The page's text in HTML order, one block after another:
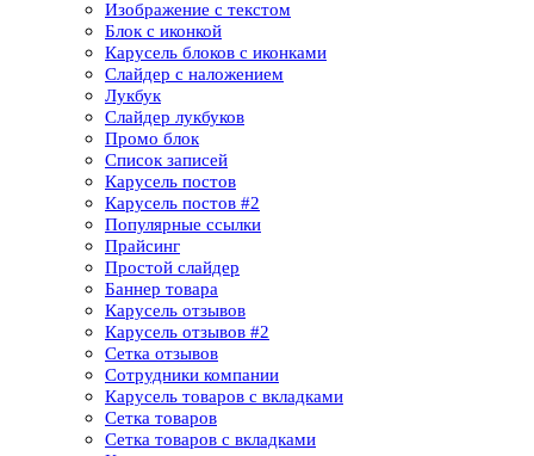
Изображение с текстом
Блок с иконкой
Карусель блоков с иконками
Слайдер с наложением
Лукбук
Слайдер лукбуков
Промо блок
Список записей
Карусель постов
Карусель постов #2
Популярные ссылки
Прайсинг
Простой слайдер
Баннер товара
Карусель отзывов
Карусель отзывов​ #2
Сетка отзывов
Сотрудники компании​
Карусель товаров с вкладками
Сетка товаров
Сетка товаров с вкладками​